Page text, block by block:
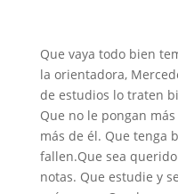
Que vaya todo bien
la orientadora,
de estudios lo traten
Que no le pongan
más de él. Que tenga
fallen.Que sea
notas. Que estudie y